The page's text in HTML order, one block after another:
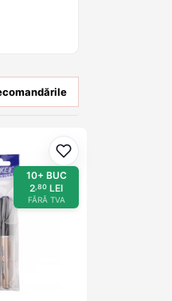
Adaugă la
10+ BUC
2,80 LEI
FĂRĂ TVA